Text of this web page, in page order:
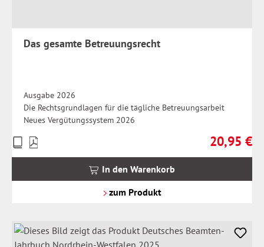
Das gesamte Betreuungsrecht
Ausgabe 2026
Die Rechtsgrundlagen für die tägliche Betreuungsarbeit
Neues Vergütungssystem 2026
Regulärer
20,95 €
Preise
inkl.
In den Warenkorb
zum Produkt